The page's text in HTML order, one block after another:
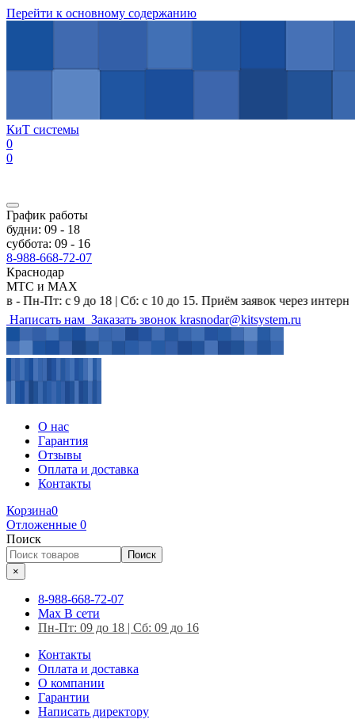
Перейти к основному содержанию
КиТ системы
0
0
График работы
будни: 09 - 18
суббота: 09 - 16
8-988-668-72-07
Краснодар
МТС и MAX
с 9 до 18 | Сб: с 10 до 15. Приём заявок через интернет-
Написать нам Заказать звонок krasnodar@kitsystem.ru
О нас
Гарантия
Отзывы
Оплата и доставка
Контакты
Корзина0
Отложенные 0
Поиск
Поиск
×
8-988-668-72-07
Max В сети
Пн-Пт: 09 до 18 | Сб: 09 до 16
Контакты
Оплата и доставка
О компании
Гарантии
Написать директору